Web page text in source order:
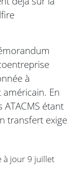
à
En
étant
transfert exige
à jour 9 juillet